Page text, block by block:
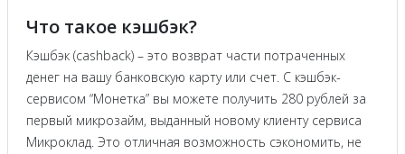
Что такое кэшбэк?
Кэшбэк (cashback) – это возврат части потраченных
денег на вашу банковскую карту или счет. С кэшбэк-
сервисом “Монетка” вы можете получить 280 рублей за
первый микрозайм, выданный новому клиенту сервиса
Микроклад. Это отличная возможность сэкономить, не